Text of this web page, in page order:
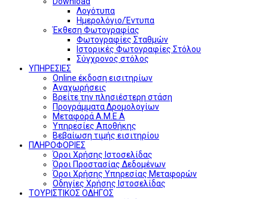
Λογότυπα
Ημερολόγιο/Έντυπα
Έκθεση Φωτογραφίας
Φωτογραφίες Σταθμών
Ιστορικές Φωτογραφίες Στόλου
Σύγχρονος στόλος
ΥΠΗΡΕΣΙΕΣ
Online έκδοση εισιτηρίων
Αναχωρήσεις
Βρείτε την πλησιέστερη στάση
Προγράμματα Δρομολογίων
Μεταφορά Α.Μ.Ε.Α
Υπηρεσίες Αποθήκης
Βεβαίωση τιμής εισιτηρίου
ΠΛΗΡΟΦΟΡΙΕΣ
Όροι Χρήσης Ιστοσελίδας
Όροι Προστασίας Δεδομένων
Όροι Χρήσης Υπηρεσίας Μεταφορών
Οδηγίες Χρήσης Ιστοσελίδας
ΤΟΥΡΙΣΤΙΚΟΣ ΟΔΗΓΟΣ